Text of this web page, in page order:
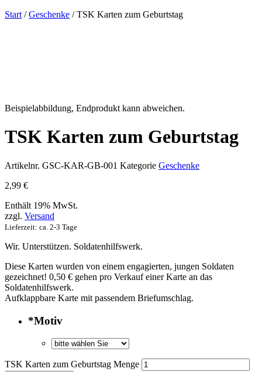
Start /Geschenke / TSK Karten zum Geburtstag
Beispielabbildung, Endprodukt kann abweichen.
TSK Karten zum Geburtstag
Artikelnr. GSC-KAR-GB-001 Kategorie Geschenke
2,99 €
Enthält 19% MwSt.
zzgl. Versand
Lieferzeit: ca. 2-3 Tage
Wir. Unterstützen. Soldatenhilfswerk.
Diese Karten wurden von einem engagierten, jungen Soldaten
gezeichnet! 0,50 € gehen pro Verkauf einer Karte an das
Soldatenhilfswerk.
Aufklappbare Karte mit passendem Briefumschlag.
*Motiv
TSK Karten zum Geburtstag Menge